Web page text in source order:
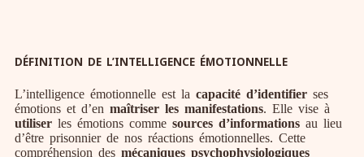
DÉFINITION DE L’INTELLIGENCE ÉMOTIONNELLE
L’intelligence émotionnelle est la capacité d’identifier ses
émotions et d’en maîtriser les manifestations. Elle vise à
utiliser les émotions comme sources d’informations au lieu
d’être prisonnier de nos réactions émotionnelles. Cette
compréhension des mécaniques psychophysiologiques